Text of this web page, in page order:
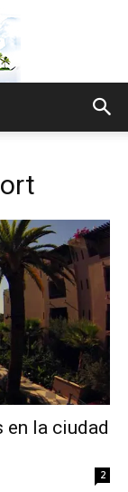
en la ciudad
2